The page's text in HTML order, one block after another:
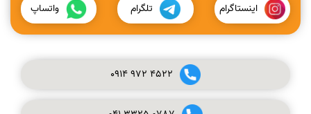
اینستاگرام تلگرام واتساپ
0914972 4522